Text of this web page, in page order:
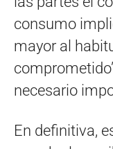
consumo
mayor al
necesario
En definitiva,